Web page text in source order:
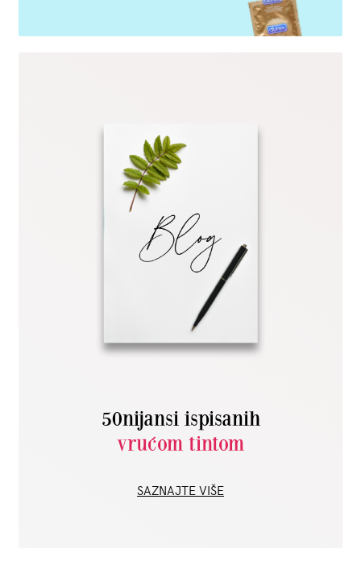
50nijansi ispisanih
vrućom tintom
SAZNAJTE VIŠE